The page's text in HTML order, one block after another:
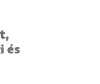
és